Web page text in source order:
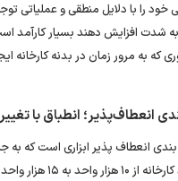
را با دلایل منطقی و عملیاتی
به شدت افزایش دهند بسیار کارآمد
به مرور زمان در بدنه کارخانه
انعطاف‌پذیر؛ انطباق با
انعطاف ‌پذیر ابزاری است که به
ثابت، بودجه را بر اساس سطوح مختلف فعالیت